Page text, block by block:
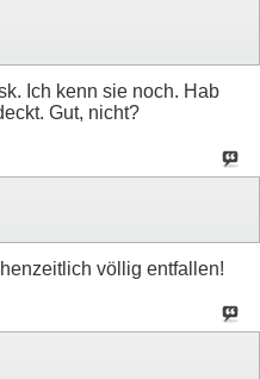
Ich kenn sie noch. Hab
Gut, nicht?
völlig entfallen!